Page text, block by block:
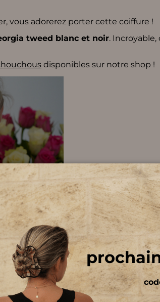
vous adorerez porter cette coiffure !
tweed blanc et noir.
disponibles sur notre shop !